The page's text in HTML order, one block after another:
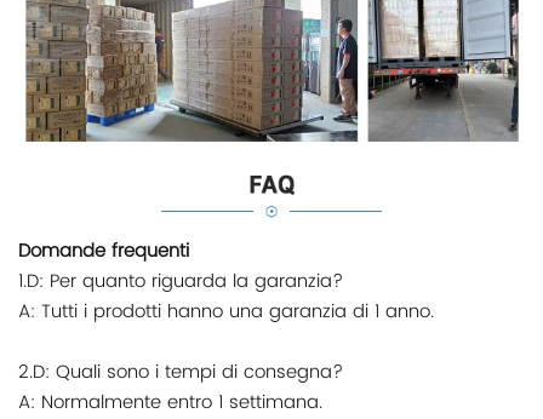
Domande frequenti
1.D: Per quanto riguarda la garanzia?
A: Tutti i prodotti hanno una garanzia di 1 anno.
2.D: Quali sono i tempi di consegna?
A: Normalmente entro 1 settimana.